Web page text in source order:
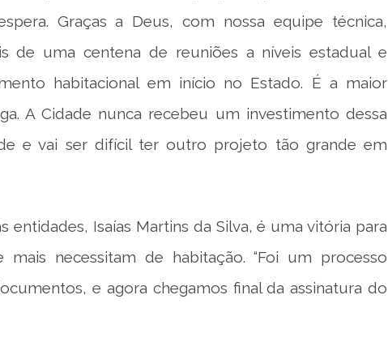
Graças a Deus, com nossa equipe técnica,
de uma centena de reuniões a níveis estadual e
habitacional em início no Estado. É a maior
A Cidade nunca recebeu um investimento dessa
e vai ser difícil ter outro projeto tão grande em
entidades, Isaías Martins da Silva, é uma vitória para
necessitam de habitação. “Foi um processo
e agora chegamos final da assinatura do